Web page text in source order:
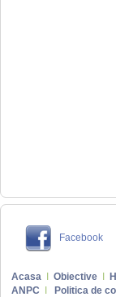
Facebook
Acasa Obiective
ANPC
Politica de